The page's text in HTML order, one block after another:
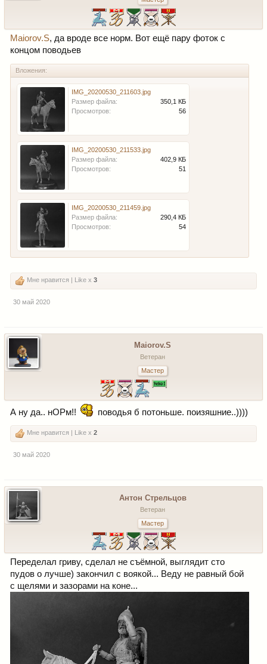
Maiorov.S, да вроде все норм. Вот ещё пару фоток с
концом поводьев
Вложения:
IMG_20200530_211603.jpg
Размер файла:
350,1 КБ
Просмотров:
56
IMG_20200530_211533.jpg
Размер файла:
402,9 КБ
Просмотров:
51
IMG_20200530_211459.jpg
Размер файла:
290,4 КБ
Просмотров:
54
Мне нравится | Like x 3
30 май 2020
Maiorov.S
Ветеран
Мастер
А ну да.. нОРм!! поводья б потоньше. поизяшние..))))
Мне нравится | Like x 2
30 май 2020
Антон Стрельцов
Ветеран
Мастер
Переделал гриву, сделал не съёмной, выглядит сто
пудов о лучше) закончил с воякой... Веду не равный бой
с щелями и зазорами на коне...